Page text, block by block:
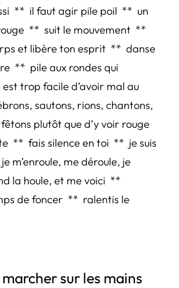
** il faut agir pile poil ** un
** suit le mouvement **
et libère ton esprit ** danse
** pile aux rondes qui
trop facile d’avoir mal au
sautons, rions, chantons,
plutôt que d’y voir rouge
** fais silence en toi ** je suis
m’enroule, me déroule, je
la houle, et me voici **
de foncer ** ralentis le
sur les mains